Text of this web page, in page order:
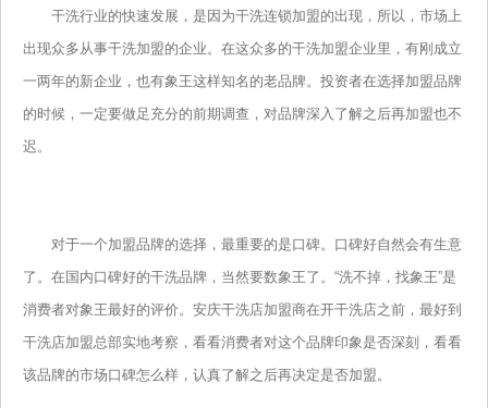
干洗行业的快速发展，是因为干洗连锁加盟的出现，所以，市场上
出现众多从事干洗加盟的企业。在这众多的干洗加盟企业里，有刚成立
一两年的新企业，也有象王这样知名的老品牌。投资者在选择加盟品牌
的时候，一定要做足充分的前期调查，对品牌深入了解之后再加盟也不
迟。
对于一个加盟品牌的选择，最重要的是口碑。口碑好自然会有生意
了。在国内口碑好的干洗品牌，当然要数象王了。“洗不掉，找象王”是
消费者对象王最好的评价。安庆干洗店加盟商在开干洗店之前，最好到
干洗店加盟总部实地考察，看看消费者对这个品牌印象是否深刻，看看
该品牌的市场口碑怎么样，认真了解之后再决定是否加盟。